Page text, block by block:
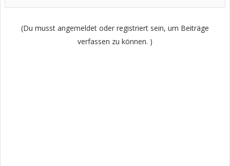
(Du musst angemeldet oder registriert sein, um Beiträge
verfassen zu können. )